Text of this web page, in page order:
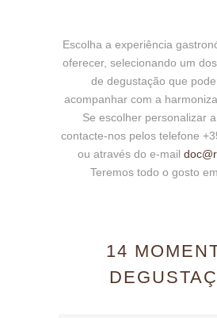
Escolha a experiência
oferecer, selecionando um
de degustação que
acompanhar com a
Se escolher personalizar
contacte-nos pelos telefone
ou através do e-mail
Teremos todo o gosto
14